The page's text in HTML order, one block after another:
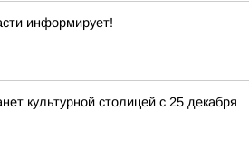
информирует!
культурной столицей с 25 декабря